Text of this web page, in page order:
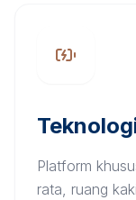
Platform
rata, ruang